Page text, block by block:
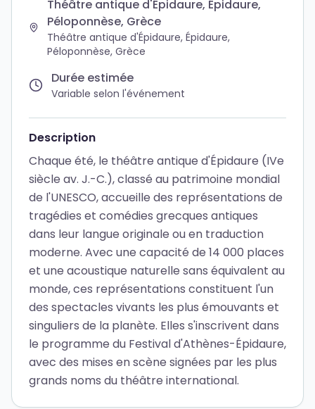
Théâtre antique d'Épidaure, Épidaure,
Péloponnèse, Grèce
Théâtre antique d'Épidaure, Épidaure,
Péloponnèse, Grèce
Durée estimée
Variable selon l'événement
Description
Chaque été, le théâtre antique d'Épidaure (IVe
siècle av. J.-C.), classé au patrimoine mondial
de l'UNESCO, accueille des représentations de
tragédies et comédies grecques antiques
dans leur langue originale ou en traduction
moderne. Avec une capacité de 14 000 places
et une acoustique naturelle sans équivalent au
monde, ces représentations constituent l'un
des spectacles vivants les plus émouvants et
singuliers de la planète. Elles s'inscrivent dans
le programme du Festival d'Athènes-Épidaure,
avec des mises en scène signées par les plus
grands noms du théâtre international.